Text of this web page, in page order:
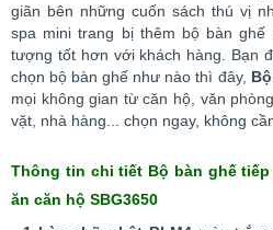
giãn bên những cuốn sách thú vị
spa mini trang bị thêm bộ bàn
tượng tốt hơn với khách hàng. Bạn
chọn bộ bàn ghế như nào thì đây,
mọi không gian từ căn hộ, văn
vặt, nhà hàng... chọn ngay, không
Thông tin chi tiết Bộ bàn ghế
ăn căn hộ SBG3650